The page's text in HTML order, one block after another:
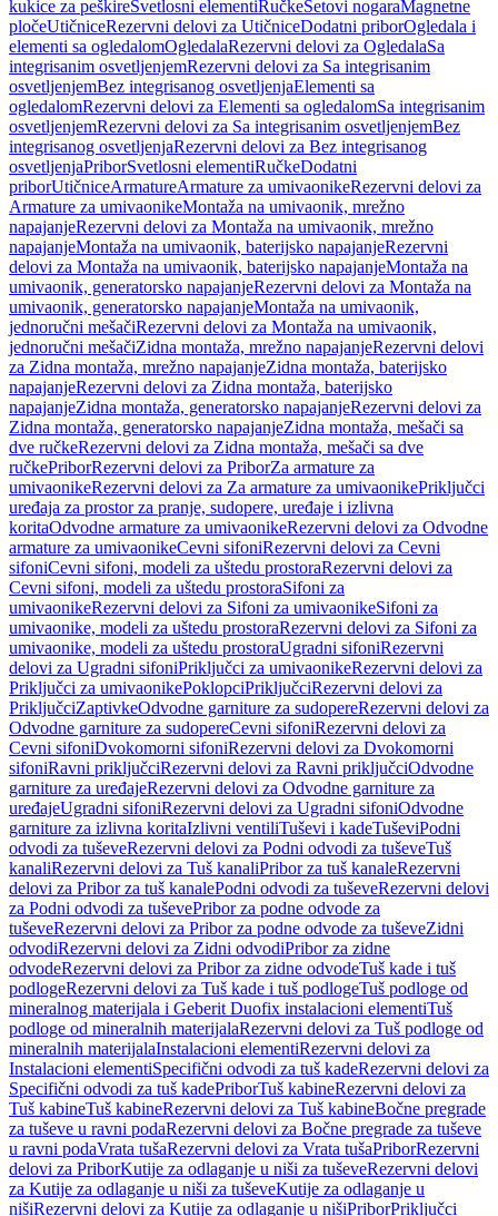
kukice za peškireSvetlosni elementiRučkeSetovi nogaraMagnetne
pločeUtičniceRezervni delovi za UtičniceDodatni priborOgledala i
elementi sa ogledalomOgledalaRezervni delovi za OgledalaSa
integrisanim osvetljenjemRezervni delovi za Sa integrisanim
osvetljenjemBez integrisanog osvetljenjaElementi sa
ogledalomRezervni delovi za Elementi sa ogledalomSa integrisanim
osvetljenjemRezervni delovi za Sa integrisanim osvetljenjemBez
integrisanog osvetljenjaRezervni delovi za Bez integrisanog
osvetljenjaPriborSvetlosni elementiRučkeDodatni
priborUtičniceArmatureArmature za umivaonikeRezervni delovi za
Armature za umivaonikeMontaža na umivaonik, mrežno
napajanjeRezervni delovi za Montaža na umivaonik, mrežno
napajanjeMontaža na umivaonik, baterijsko napajanjeRezervni
delovi za Montaža na umivaonik, baterijsko napajanjeMontaža na
umivaonik, generatorsko napajanjeRezervni delovi za Montaža na
umivaonik, generatorsko napajanjeMontaža na umivaonik,
jednoručni mešačiRezervni delovi za Montaža na umivaonik,
jednoručni mešačiZidna montaža, mrežno napajanjeRezervni delovi
za Zidna montaža, mrežno napajanjeZidna montaža, baterijsko
napajanjeRezervni delovi za Zidna montaža, baterijsko
napajanjeZidna montaža, generatorsko napajanjeRezervni delovi za
Zidna montaža, generatorsko napajanjeZidna montaža, mešači sa
dve ručkeRezervni delovi za Zidna montaža, mešači sa dve
ručkePriborRezervni delovi za PriborZa armature za
umivaonikeRezervni delovi za Za armature za umivaonikePriključci
uređaja za prostor za pranje, sudopere, uređaje i izlivna
koritaOdvodne armature za umivaonikeRezervni delovi za Odvodne
armature za umivaonikeCevni sifoniRezervni delovi za Cevni
sifoniCevni sifoni, modeli za uštedu prostoraRezervni delovi za
Cevni sifoni, modeli za uštedu prostoraSifoni za
umivaonikeRezervni delovi za Sifoni za umivaonikeSifoni za
umivaonike, modeli za uštedu prostoraRezervni delovi za Sifoni za
umivaonike, modeli za uštedu prostoraUgradni sifoniRezervni
delovi za Ugradni sifoniPriključci za umivaonikeRezervni delovi za
Priključci za umivaonikePoklopciPriključciRezervni delovi za
PriključciZaptivkeOdvodne garniture za sudopereRezervni delovi za
Odvodne garniture za sudopereCevni sifoniRezervni delovi za
Cevni sifoniDvokomorni sifoniRezervni delovi za Dvokomorni
sifoniRavni priključciRezervni delovi za Ravni priključciOdvodne
garniture za uređajeRezervni delovi za Odvodne garniture za
uređajeUgradni sifoniRezervni delovi za Ugradni sifoniOdvodne
garniture za izlivna koritaIzlivni ventiliTuševi i kadeTuševiPodni
odvodi za tuševeRezervni delovi za Podni odvodi za tuševeTuš
kanaliRezervni delovi za Tuš kanaliPribor za tuš kanaleRezervni
delovi za Pribor za tuš kanalePodni odvodi za tuševeRezervni delovi
za Podni odvodi za tuševePribor za podne odvode za
tuševeRezervni delovi za Pribor za podne odvode za tuševeZidni
odvodiRezervni delovi za Zidni odvodiPribor za zidne
odvodeRezervni delovi za Pribor za zidne odvodeTuš kade i tuš
podlogeRezervni delovi za Tuš kade i tuš podlogeTuš podloge od
mineralnog materijala i Geberit Duofix instalacioni elementiTuš
podloge od mineralnih materijalaRezervni delovi za Tuš podloge od
mineralnih materijalaInstalacioni elementiRezervni delovi za
Instalacioni elementiSpecifični odvodi za tuš kadeRezervni delovi za
Specifični odvodi za tuš kadePriborTuš kabineRezervni delovi za
Tuš kabineTuš kabineRezervni delovi za Tuš kabineBočne pregrade
za tuševe u ravni podaRezervni delovi za Bočne pregrade za tuševe
u ravni podaVrata tušaRezervni delovi za Vrata tušaPriborRezervni
delovi za PriborKutije za odlaganje u niši za tuševeRezervni delovi
za Kutije za odlaganje u niši za tuševeKutije za odlaganje u
nišiRezervni delovi za Kutije za odlaganje u nišiPriborPriključci